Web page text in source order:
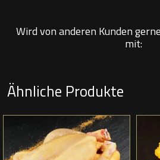
Wird von anderen Kunden
mit:
Ähnliche Produkte